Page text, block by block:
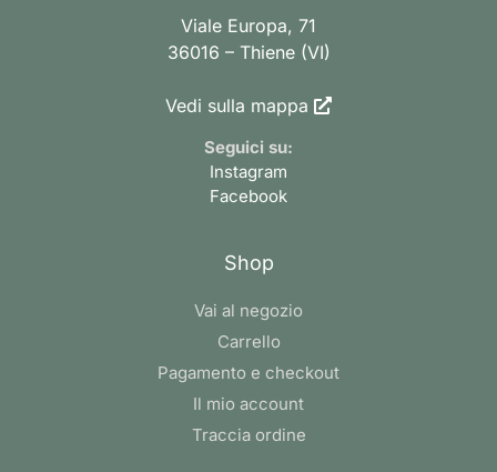
Viale Europa, 71
36016 – Thiene (VI)
Vedi sulla mappa
Seguici su:
Instagram
Facebook
Shop
Vai al negozio
Carrello
Pagamento e checkout
Il mio account
Traccia ordine